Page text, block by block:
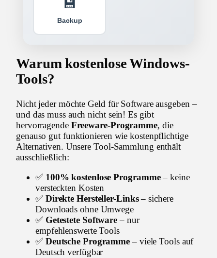
💾
Backup
Warum kostenlose Windows-
Tools?
Nicht jeder möchte Geld für Software ausgeben –
und das muss auch nicht sein! Es gibt
hervorragende Freeware-Programme, die
genauso gut funktionieren wie kostenpflichtige
Alternativen. Unsere Tool-Sammlung enthält
ausschließlich:
✅ 100% kostenlose Programme– keine
versteckten Kosten
✅ Direkte Hersteller-Links– sichere
Downloads ohne Umwege
✅ Getestete Software– nur
empfehlenswerte Tools
✅ Deutsche Programme– viele Tools auf
Deutsch verfügbar